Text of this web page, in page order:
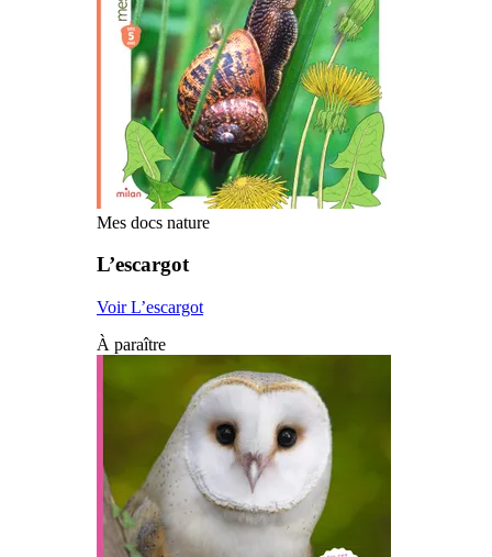
Mes docs nature
L’escargot
Voir L’escargot
À paraître